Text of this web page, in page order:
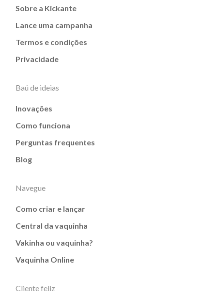
Sobre a Kickante
Lance uma campanha
Termos e condições
Privacidade
Baú de ideias
Inovações
Como funciona
Perguntas frequentes
Blog
Navegue
Como criar e lançar
Central da vaquinha
Vakinha ou vaquinha?
Vaquinha Online
Cliente feliz